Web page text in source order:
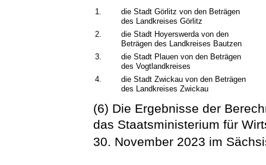
1.
die Stadt Görlitz von den Beträgen
des Landkreises Görlitz
2.
die Stadt Hoyerswerda von den
Beträgen des Landkreises Bautzen
3.
die Stadt Plauen von den Beträgen
des Vogtlandkreises
4.
die Stadt Zwickau von den Beträgen
des Landkreises Zwickau
(6) Die Ergebnisse der
das Staatsministerium für
30. November 2023 im